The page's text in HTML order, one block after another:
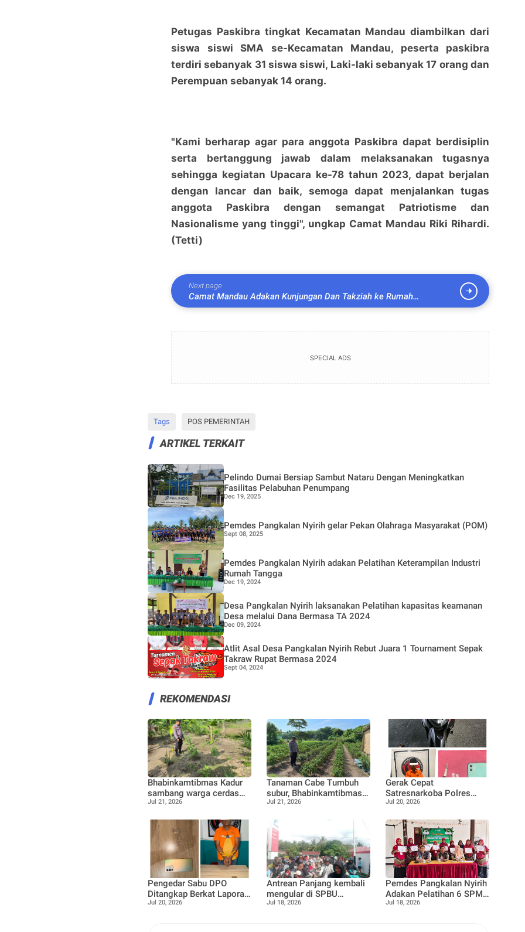
Bagikan ke media lain
Petugas Paskibra tingkat Kecamatan Mandau diambilkan dari
siswa siswi SMA se-Kecamatan Mandau, peserta paskibra
terdiri sebanyak 31 siswa siswi, Laki-laki sebanyak 17 orang dan
Perempuan sebanyak 14 orang.
"Kami berharap agar para anggota Paskibra dapat berdisiplin
serta bertanggung jawab dalam melaksanakan tugasnya
sehingga kegiatan Upacara ke-78 tahun 2023, dapat berjalan
dengan lancar dan baik, semoga dapat menjalankan tugas
anggota Paskibra dengan semangat Patriotisme dan
Nasionalisme yang tinggi", ungkap Camat Mandau Riki Rihardi.
(Tetti)
Next page
Camat Mandau Adakan Kunjungan Dan Takziah ke Rumah
Masyarakat
SPECIAL ADS
Tags POS PEMERINTAH
Bagikan ke media lain
ARTIKEL TERKAIT
Pelindo Dumai Bersiap Sambut Nataru Dengan Meningkatkan
Fasilitas Pelabuhan Penumpang
Dec 19, 2025
Pemdes Pangkalan Nyirih gelar Pekan Olahraga Masyarakat (POM)
Sept 08, 2025
Pemdes Pangkalan Nyirih adakan Pelatihan Keterampilan Industri
Rumah Tangga
Dec 19, 2024
Desa Pangkalan Nyirih laksanakan Pelatihan kapasitas keamanan
Desa melalui Dana Bermasa TA 2024
Dec 09, 2024
Atlit Asal Desa Pangkalan Nyirih Rebut Juara 1 Tournament Sepak
Takraw Rupat Bermasa 2024
Sept 04, 2024
REKOMENDASI
Bhabinkamtibmas Kadur
sambang warga cerdas
manfaatkan pekarangan
pertanian bergizi
Jul 21, 2026
Tanaman Cabe Tumbuh
subur, Bhabinkamtibmas
Tanjung Punak lakukan
Petani
Jul 21, 2026
Gerak Cepat
Satresnarkoba Polres
Bengkalis, Pengedar Sabu
Sekampung
Jul 20, 2026
Pengedar Sabu DPO
Ditangkap Berkat Laporan
Call Center 110,
Jul 20, 2026
Antrean Panjang kembali
mengular di SPBU
16.287.090, Teluk Lecah,
Jul 18, 2026
Pemdes Pangkalan Nyirih
Adakan Pelatihan 6 SPM
Posyandu, guna
Jul 18, 2026